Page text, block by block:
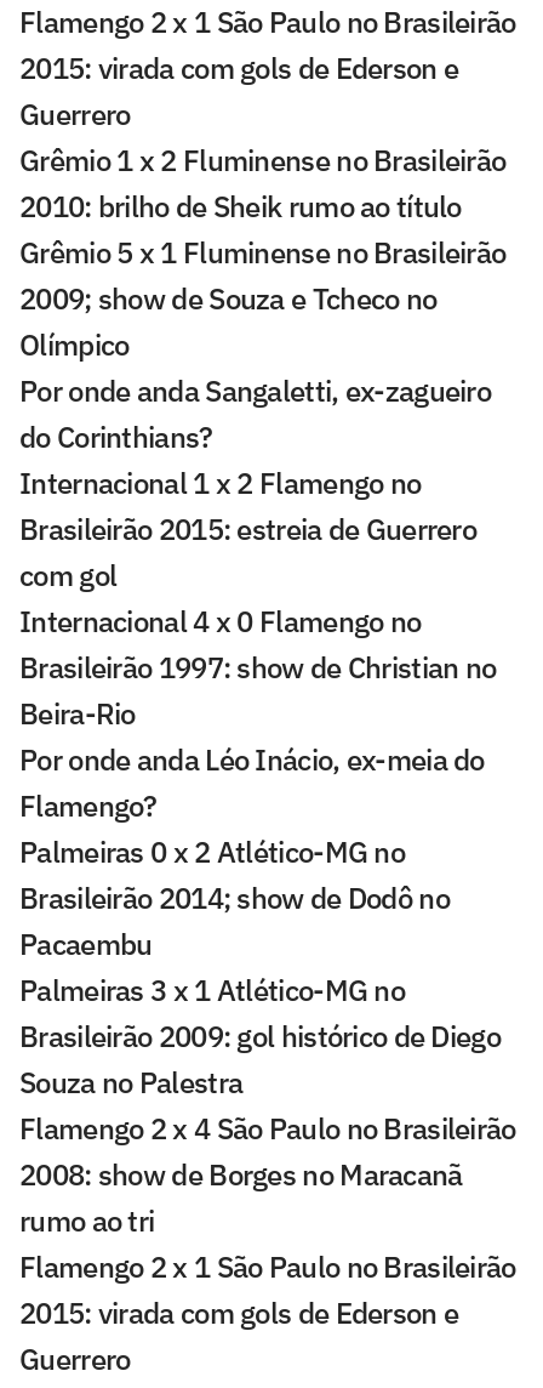
Flamengo 2 x 1 São Paulo no Brasileirão
2015: virada com gols de Ederson e
Guerrero
Grêmio 1 x 2 Fluminense no Brasileirão
2010: brilho de Sheik rumo ao título
Grêmio 5 x 1 Fluminense no Brasileirão
2009; show de Souza e Tcheco no
Olímpico
Por onde anda Sangaletti, ex-zagueiro
do Corinthians?
Internacional 1 x 2 Flamengo no
Brasileirão 2015: estreia de Guerrero
com gol
Internacional 4 x 0 Flamengo no
Brasileirão 1997: show de Christian no
Beira-Rio
Por onde anda Léo Inácio, ex-meia do
Flamengo?
Palmeiras 0 x 2 Atlético-MG no
Brasileirão 2014; show de Dodô no
Pacaembu
Palmeiras 3 x 1 Atlético-MG no
Brasileirão 2009: gol histórico de Diego
Souza no Palestra
Flamengo 2 x 4 São Paulo no Brasileirão
2008: show de Borges no Maracanã
rumo ao tri
Flamengo 2 x 1 São Paulo no Brasileirão
2015: virada com gols de Ederson e
Guerrero